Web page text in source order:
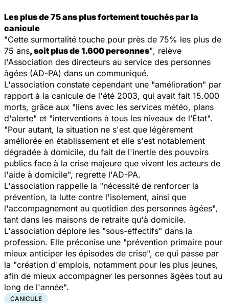
Les plus de 75 ans plus fortement touchés par la
canicule
"Cette surmortalité touche pour près de 75% les plus de
75 ans, soit plus de 1.600 personnes", relève
l'Association des directeurs au service des personnes
âgées (AD-PA) dans un communiqué.
L'association constate cependant une "amélioration" par
rapport à la canicule de l'été 2003, qui avait fait 15.000
morts, grâce aux "liens avec les services météo, plans
d'alerte" et "interventions à tous les niveaux de l’État".
"Pour autant, la situation ne s'est que légèrement
améliorée en établissement et elle s'est notablement
dégradée à domicile, du fait de l'inertie des pouvoirs
publics face à la crise majeure que vivent les acteurs de
l'aide à domicile", regrette l'AD-PA.
L'association rappelle la "nécessité de renforcer la
prévention, la lutte contre l'isolement, ainsi que
l'accompagnement au quotidien des personnes âgées",
tant dans les maisons de retraite qu'à domicile.
L'association déplore les "sous-effectifs" dans la
profession. Elle préconise une "prévention primaire pour
mieux anticiper les épisodes de crise", ce qui passe par
la "création d'emplois, notamment pour les plus jeunes,
afin de mieux accompagner les personnes âgées tout au
long de l'année".
CANICULE